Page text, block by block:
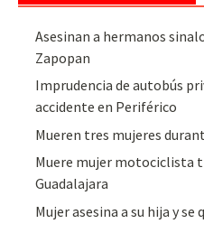
Asesinan a hermanos
Zapopan
Imprudencia de autobús
accidente en Periférico
Mueren tres mujeres
Muere mujer motociclista
Guadalajara
Mujer asesina a su hija y